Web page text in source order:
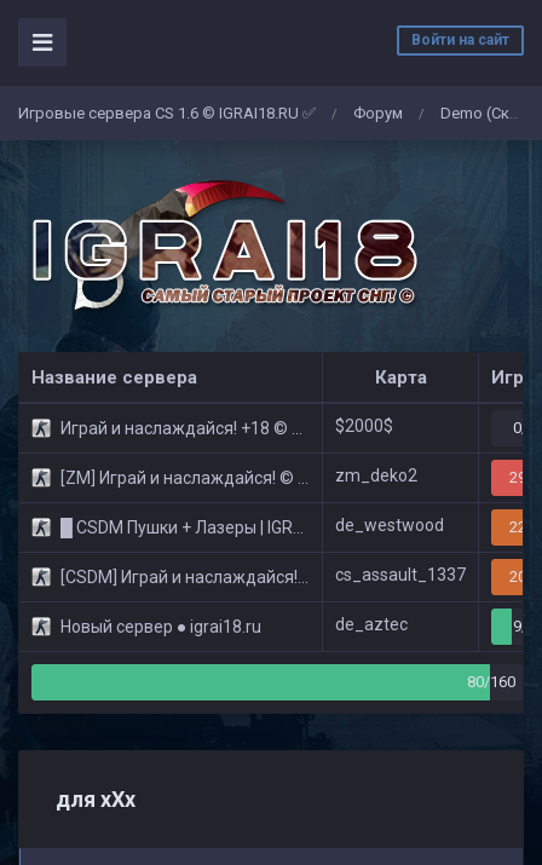
Войти на сайт
Игровые сервера CS 1.6 © IGRAI18.RU ✅ / Форум / Demo (Скриншоты)
Название сервера Карта
Играй и наслаждайся! +18 © Public $2000$ 0/
[ZM] Играй и наслаждайся! © Zombie Show zm_deko2 29/
█ CSDM Пушки + Лазеры | IGRAI18.RU ツ █ de_westwood 22/
[CSDM] Играй и наслаждайся! © Classic cs_assault_1337 20/
Новый сервер ● igrai18.ru de_aztec 9/
80/160
для xXx